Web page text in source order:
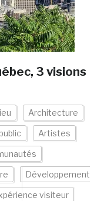
3 visions
Architecture
Artistes
Développement
visiteur